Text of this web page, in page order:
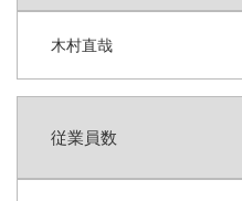
木村直哉
従業員数
自社製品
採用情報